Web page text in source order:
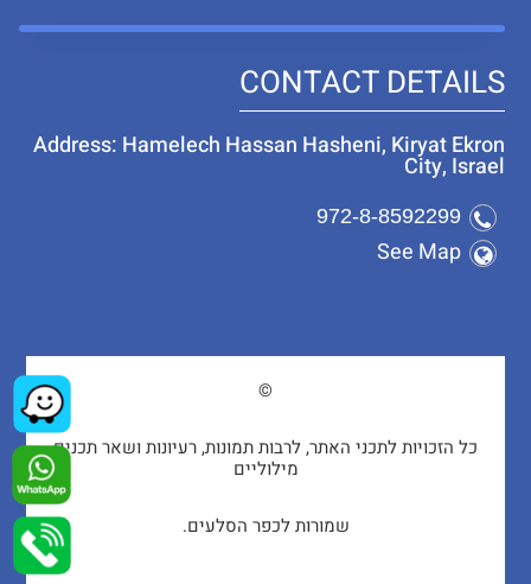
CONTACT DETAILS
Address: Hamelech Hassan Hasheni, Kiryat Ekron
City, Israel
972-8-8592299
See Map
©
כל הזכויות לתכני האתר, לרבות תמונות, רעיונות ושאר תכנים
מילוליים
שמורות לכפר הסלעים.